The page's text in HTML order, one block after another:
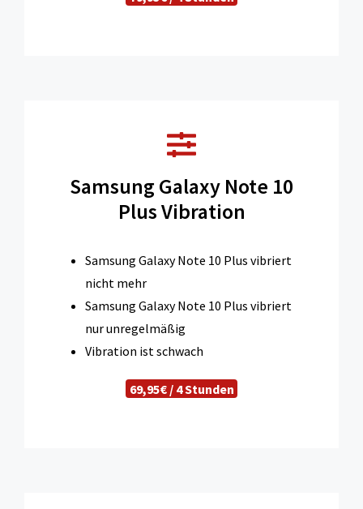
Samsung Galaxy Note 10
Plus Vibration
Samsung Galaxy Note 10 Plus vibriert
nicht mehr
Samsung Galaxy Note 10 Plus vibriert
nur unregelmäßig
Vibration ist schwach
69,95€ / 4 Stunden